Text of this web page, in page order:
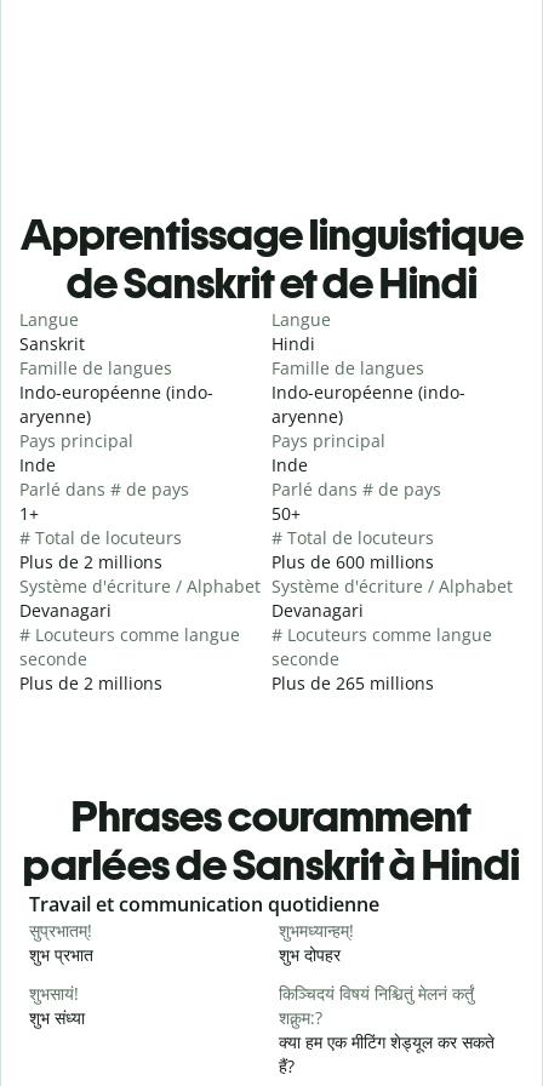
Apprentissage linguistique
de Sanskrit et de Hindi
Langue
Sanskrit
Famille de langues
Indo-européenne (indo-
aryenne)
Pays principal
Inde
Parlé dans # de pays
1+
# Total de locuteurs
Plus de 2 millions
Système d'écriture / Alphabet
Devanagari
# Locuteurs comme langue
seconde
Plus de 2 millions
Langue
Hindi
Famille de langues
Indo-européenne (indo-
aryenne)
Pays principal
Inde
Parlé dans # de pays
50+
# Total de locuteurs
Plus de 600 millions
Système d'écriture / Alphabet
Devanagari
# Locuteurs comme langue
seconde
Plus de 265 millions
Phrases couramment
parlées de Sanskrit à Hindi
Slide 1 of 6
Travail et communication quotidienne
सुप्रभातम्!
शुभ प्रभात
शुभमध्यान्हम्!
शुभ दोपहर
शुभसायं!
शुभ संध्या
किञ्चिदयं विषयं निश्चितुं मेलनं कर्तुं
शक्नुम:?
क्या हम एक मीटिंग शेड्यूल कर सकते
हैं?